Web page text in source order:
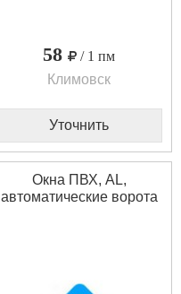
58
/ 1 пм
Климовск
Уточнить
Окна ПВХ, AL,
автоматические ворота